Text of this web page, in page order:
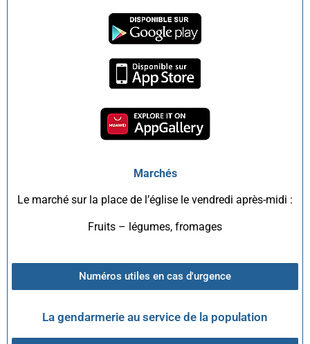
Marchés
Le marché sur la place de l’église le vendredi après-midi :
Fruits – légumes, fromages
Numéros utiles en cas d'urgence
La gendarmerie au service de la population